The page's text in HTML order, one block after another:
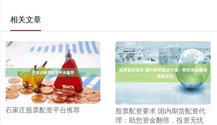
相关文章
石家庄股票配资平台推荐
股票配资要求 国内期货配资代
理：助您资金翻倍，投资无忧